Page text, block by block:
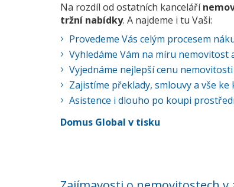
Na rozdíl od ostatních kanceláří
tržní nabídky. A najdeme i tu Vaši:
Provedeme Vás celým procesem
Vyhledáme Vám na míru
Vyjednáme nejlepší cenu nemovitosti
Zajistíme překlady, smlouvy a vše ke
Asistence i dlouho po koupi
Domus Global v tisku